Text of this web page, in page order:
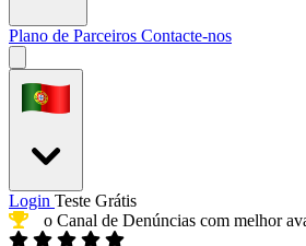
Plano de Parceiros Contacte-nos
menu
Login Teste Grátis
o Canal de Denúncias com melhor